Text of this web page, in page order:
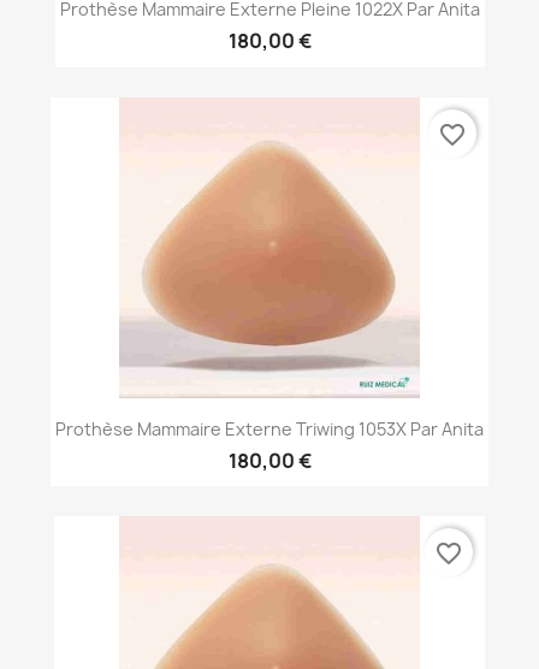
Prothèse Mammaire Externe Pleine 1022X Par Anita
180,00 €
Prothèse Mammaire Externe Triwing 1053X Par Anita
180,00 €
favorite_border
favorite_border